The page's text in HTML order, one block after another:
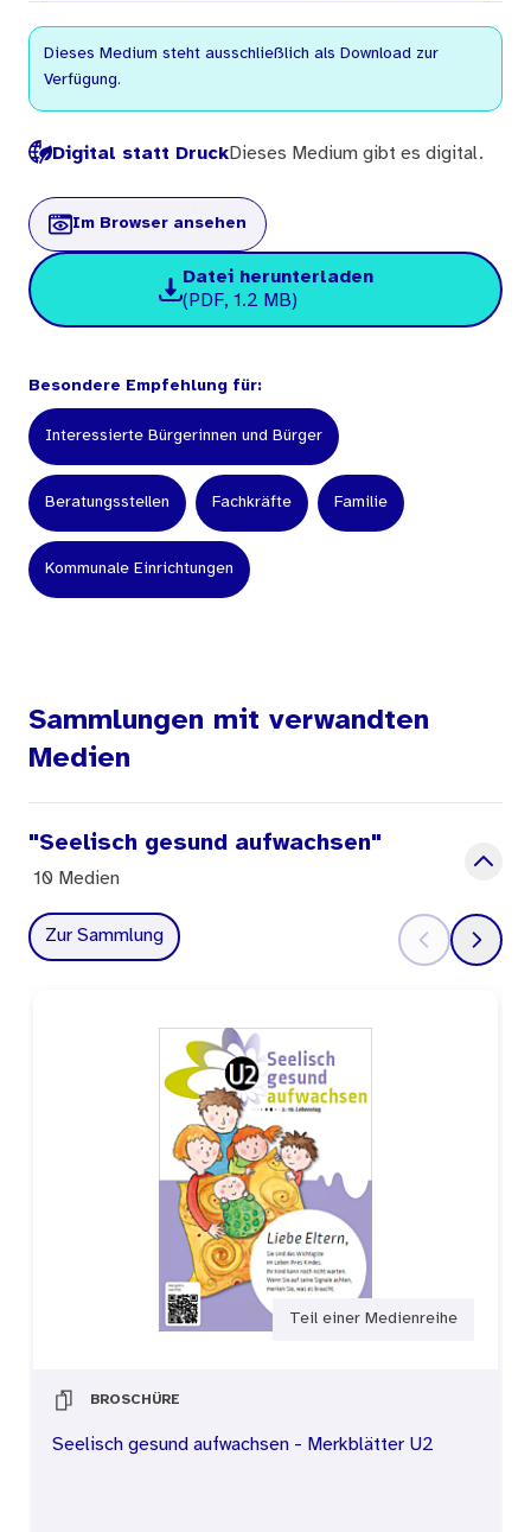
Dieses Medium steht ausschließlich als Download zur
Verfügung.
Digital statt DruckDieses Medium gibt es digital.
Im Browser ansehen
Datei herunterladen
(PDF, 1.2 MB)
Besondere Empfehlung für:
Interessierte Bürgerinnen und Bürger
Beratungsstellen Fachkräfte Familie
Kommunale Einrichtungen
Sammlungen mit verwandten
Medien
"Seelisch gesund aufwachsen"
10 Medien
Zur Sammlung
Teil einer Medienreihe
BROSCHÜRE
Seelisch gesund aufwachsen - Merkblätter U2